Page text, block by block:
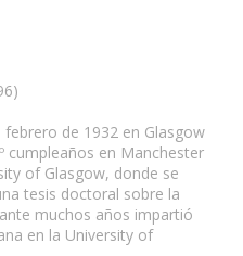
de 1932 en Glasgow
cumpleaños en Manchester
of Glasgow, donde se
tesis doctoral sobre la
muchos años impartió
en la University of